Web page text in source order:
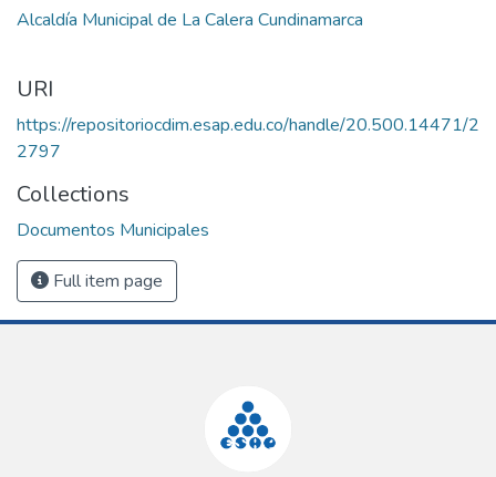
Alcaldía Municipal de La Calera Cundinamarca
URI
https://repositoriocdim.esap.edu.co/handle/20.500.14471/2
2797
Collections
Documentos Municipales
Full item page